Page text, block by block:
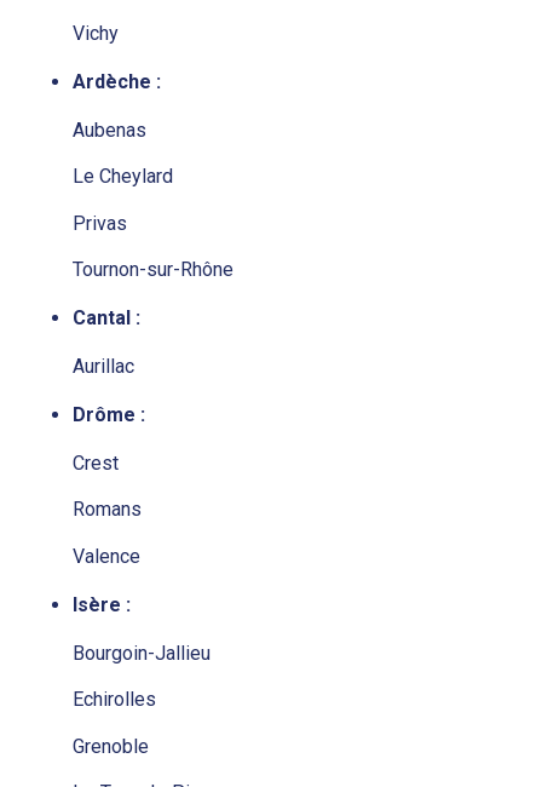
Vichy
Ardèche :
Aubenas
Le Cheylard
Privas
Tournon-sur-Rhône
Cantal :
Aurillac
Drôme :
Crest
Romans
Valence
Isère :
Bourgoin-Jallieu
Echirolles
Grenoble